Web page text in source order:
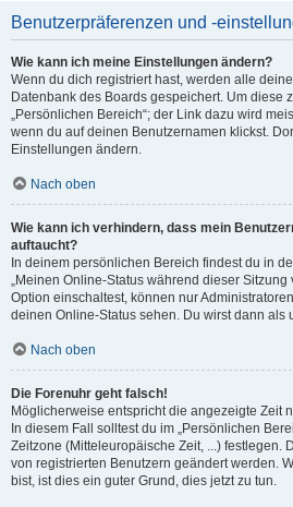
Benutzerpräferenzen und -
Wie kann ich meine Einstellungen ändern?
Wenn du dich registriert hast, werden alle
Datenbank des Boards gespeichert. Um diese
„Persönlichen Bereich“; der Link dazu wird
wenn du auf deinen Benutzernamen klickst.
Einstellungen ändern.
Nach oben
Wie kann ich verhindern, dass mein
auftaucht?
In deinem persönlichen Bereich findest du in
„Meinen Online-Status während dieser Sitzung
Option einschaltest, können nur
deinen Online-Status sehen. Du wirst dann als
Nach oben
Die Forenuhr geht falsch!
Möglicherweise entspricht die angezeigte Zeit
In diesem Fall solltest du im „Persönlichen
Zeitzone (Mitteleuropäische Zeit, ...) festlegen.
von registrierten Benutzern geändert werden.
bist, ist dies ein guter Grund, dies jetzt zu tun.